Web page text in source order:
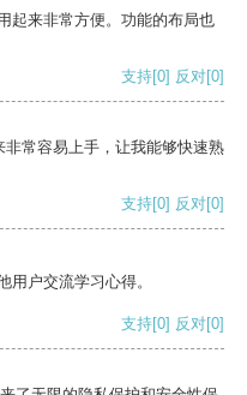
起来非常方便。功能的布局也
支持[0] 反对[0]
常容易上手，让我能够快速熟
支持[0] 反对[0]
用户交流学习心得。
支持[0] 反对[0]